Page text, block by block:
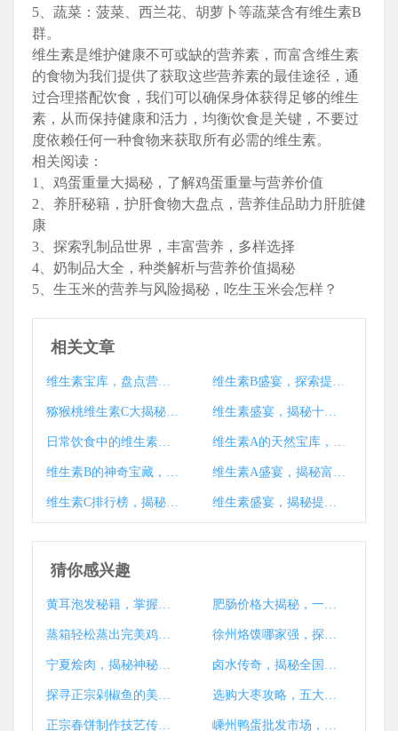
5、蔬菜：菠菜、西兰花、胡萝卜等蔬菜含有维生素B
群。
维生素是维护健康不可或缺的营养素，而富含维生素
的食物为我们提供了获取这些营养素的最佳途径，通
过合理搭配饮食，我们可以确保身体获得足够的维生
素，从而保持健康和活力，均衡饮食是关键，不要过
度依赖任何一种食物来获取所有必需的维生素。
相关阅读：
1、鸡蛋重量大揭秘，了解鸡蛋重量与营养价值
2、养肝秘籍，护肝食物大盘点，营养佳品助力肝脏健
康
3、探索乳制品世界，丰富营养，多样选择
4、奶制品大全，种类解析与营养价值揭秘
5、生玉米的营养与风险揭秘，吃生玉米会怎样？
相关文章
维生素宝库，盘点营养与健康共舞的食物清单 维生素B盛宴，探索提升活力的美食清单
猕猴桃维生素C大揭秘，一果含多少维C？ 维生素盛宴，揭秘十大富含维生素的健康食材
日常饮食中的维生素宝库，提升健康的小秘密 维生素A的天然宝库，揭秘富含维生素A的食物宝藏
维生素B的神奇宝藏，揭秘富含维生素B的食物清单 维生素A盛宴，揭秘富含维生素A的天然食物宝藏
维生素C排行榜，揭秘高含量食物，助你每日轻松达标！ 维生素盛宴，揭秘提升健康活力的食物宝藏
猜你感兴趣
黄耳泡发秘籍，掌握黄金泡发时间，美食升级美味加倍 肥肠价格大揭秘，一探究竟肥肠行情
蒸箱轻松蒸出完美鸡蛋，掌握最佳时间秘诀 徐州烙馍哪家强，探寻美味之谜揭晓！
宁夏烩肉，揭秘神秘肉品背后的风味传奇 卤水传奇，揭秘全国最有名的卤水之地
探寻正宗剁椒鱼的美味足迹 选购大枣攻略，五大法则助你选好大枣
正宗春饼制作技艺传承学堂推荐 嵊州鸭蛋批发市场，物美价廉鸭蛋采购指南